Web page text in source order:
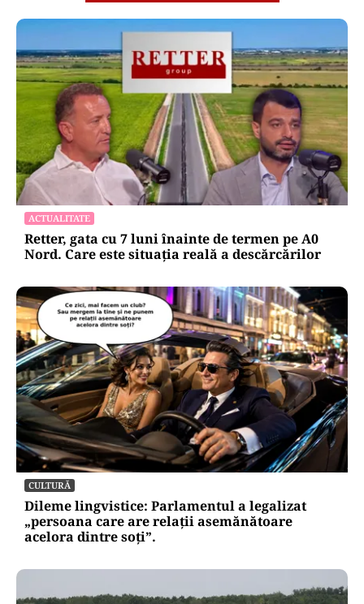
ACTUALITATE
Retter, gata cu 7 luni înainte de termen pe A0
Nord. Care este situația reală a descărcărilor
CULTURĂ
Dileme lingvistice: Parlamentul a legalizat
„persoana care are relații asemănătoare
acelora dintre soți”.